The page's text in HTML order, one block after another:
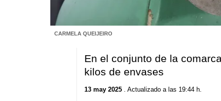
CARMELA QUEIJEIRO
En el conjunto de la
kilos de envases
13 may 2025. Actualizado a las 19:44 h.